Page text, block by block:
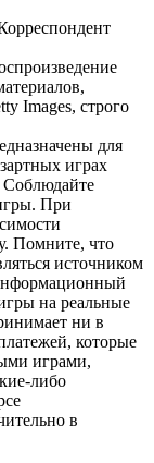
Images, строго
для
играх
Соблюдайте
При
Помните, что
источником
на реальные
ни в
которые
играми,
либо
в